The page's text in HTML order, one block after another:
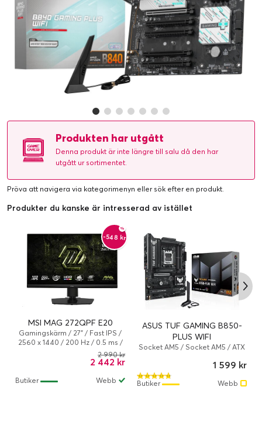
Produkten har utgått
Denna produkt är inte längre till salu då den har
utgått ur sortimentet.
Pröva att navigera via kategorimenyn eller sök efter en produkt.
Produkter du kanske är intresserad av istället
-548 kr
MSI MAG 272QPF E20
Gamingskärm / 27" / Fast IPS /
2560 x 1440 / 200 Hz / 0.5 ms /
Lutning, Vridbar bas, Pivot
(rotation), Höjd2 442 kr
2 990 kr
Webb
Butiker
ASUS TUF GAMING B850-
PLUS WIFI
Socket AM5 / Socket AM5 / ATX
1 599 kr
Webb
Butiker